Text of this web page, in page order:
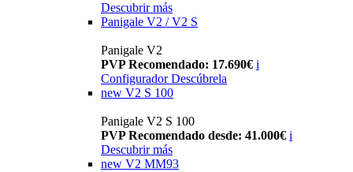
Descubrir más
Panigale V2 / V2 S
Panigale V2
PVP Recomendado: 17.690€ i
Configurador Descúbrela
new V2 S 100
Panigale V2 S 100
PVP Recomendado desde: 41.000€ i
Descubrir más
new V2 MM93